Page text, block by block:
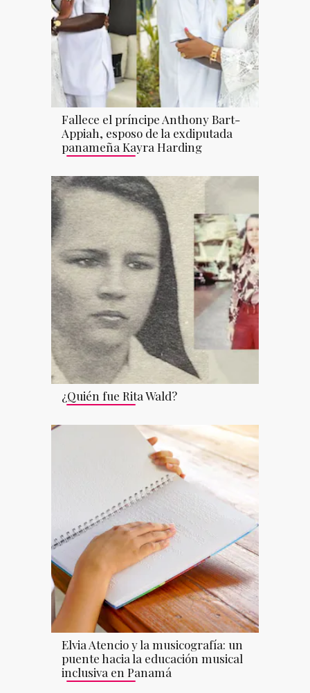
Fallece el príncipe Anthony Bart-
Appiah, esposo de la exdiputada
panameña Kayra Harding
¿Quién fue Rita Wald?
Elvia Atencio y la musicografía: un
puente hacia la educación musical
inclusiva en Panamá